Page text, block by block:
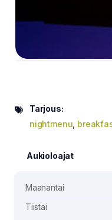
Tarjous:
nightmenu
Aukioloajat
Maanantai
Tiistai